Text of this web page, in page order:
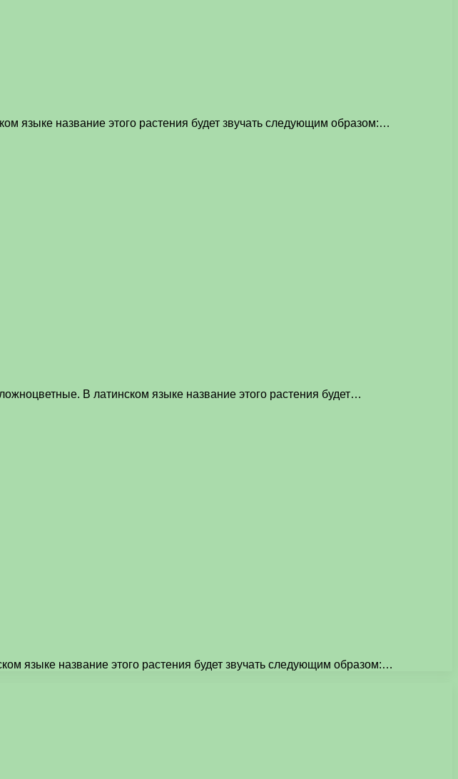
языке название этого растения будет звучать следующим образом:…
В латинском языке название этого растения будет…
языке название этого растения будет звучать следующим образом:…